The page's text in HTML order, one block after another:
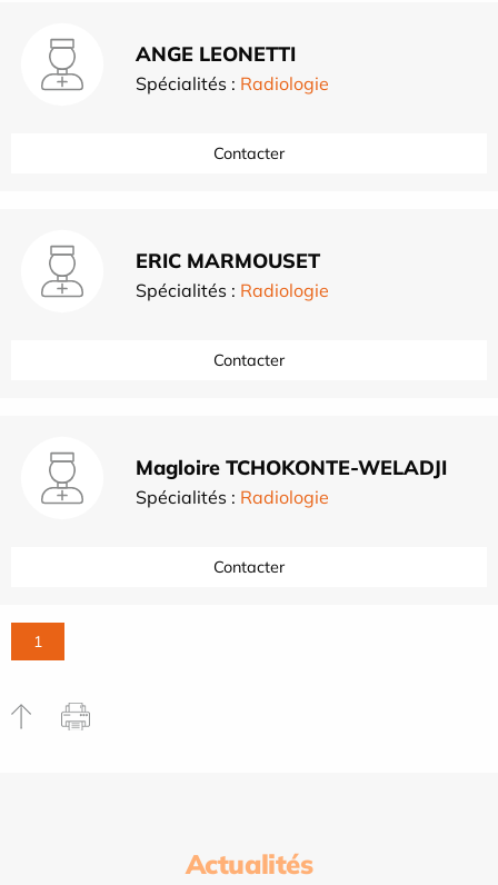
ANGE LEONETTI
Spécialités : Radiologie
Contacter
ERIC MARMOUSET
Spécialités : Radiologie
Contacter
Magloire TCHOKONTE-WELADJI
Spécialités : Radiologie
Contacter
1
Actualités